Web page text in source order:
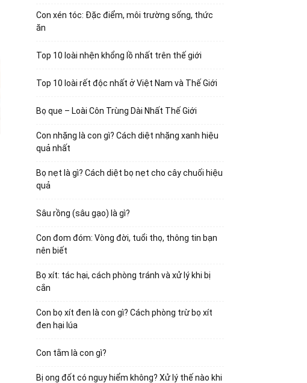
Con xén tóc: Đặc điểm, môi trường sống, thức
ăn
Top 10 loài nhện khổng lồ nhất trên thế giới
Top 10 loài rết độc nhất ở Việt Nam và Thế Giới
Bọ que – Loài Côn Trùng Dài Nhất Thế Giới
Con nhặng là con gì? Cách diệt nhặng xanh hiệu
quả nhất
Bọ nẹt là gì? Cách diệt bọ nẹt cho cây chuối hiệu
quả
Sâu rồng (sâu gạo) là gì?
Con đom đóm: Vòng đời, tuổi thọ, thông tin bạn
nên biết
Bọ xít: tác hại, cách phòng tránh và xử lý khi bị
cắn
Con bọ xít đen là con gì? Cách phòng trừ bọ xít
đen hại lúa
Con tằm là con gì?
Bị ong đốt có nguy hiểm không? Xử lý thế nào khi